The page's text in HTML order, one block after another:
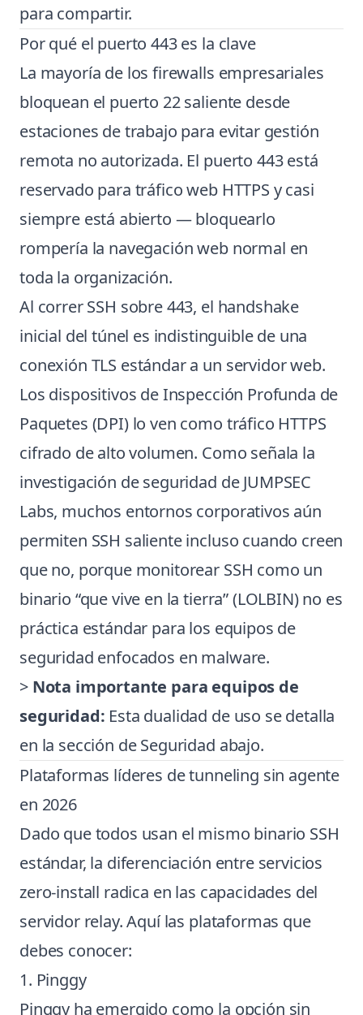
para compartir.
Por qué el puerto 443 es la clave
La mayoría de los firewalls empresariales
bloquean el puerto 22 saliente desde
estaciones de trabajo para evitar gestión
remota no autorizada. El puerto 443 está
reservado para tráfico web HTTPS y casi
siempre está abierto — bloquearlo
rompería la navegación web normal en
toda la organización.
Al correr SSH sobre 443, el handshake
inicial del túnel es indistinguible de una
conexión TLS estándar a un servidor web.
Los dispositivos de Inspección Profunda de
Paquetes (DPI) lo ven como tráfico HTTPS
cifrado de alto volumen. Como señala la
investigación de seguridad de JUMPSEC
Labs, muchos entornos corporativos aún
permiten SSH saliente incluso cuando creen
que no, porque monitorear SSH como un
binario “que vive en la tierra” (LOLBIN) no es
práctica estándar para los equipos de
seguridad enfocados en malware.
> Nota importante para equipos de
seguridad: Esta dualidad de uso se detalla
en la sección de Seguridad abajo.
Plataformas líderes de tunneling sin agente
en 2026
Dado que todos usan el mismo binario SSH
estándar, la diferenciación entre servicios
zero-install radica en las capacidades del
servidor relay. Aquí las plataformas que
debes conocer:
1. Pinggy
Pinggy ha emergido como la opción sin